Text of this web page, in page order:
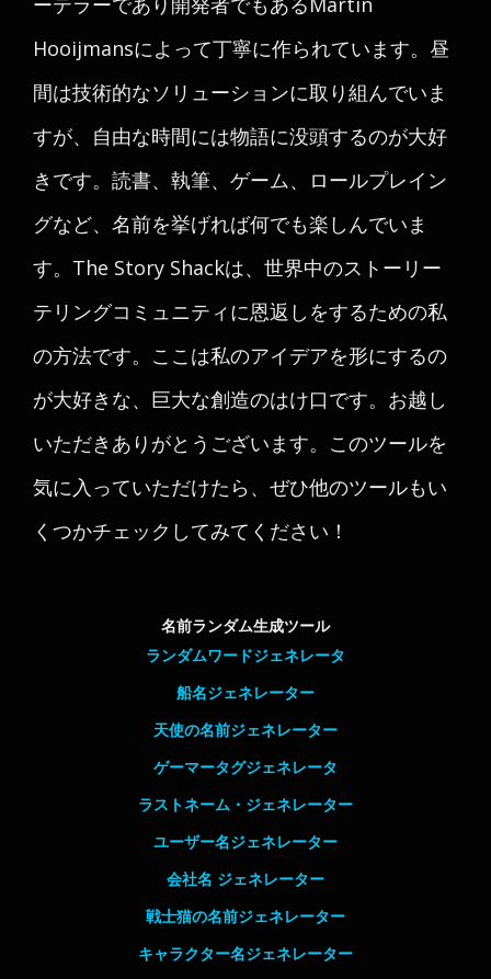
Hooijmansによって丁寧に作られています。昼
間は技術的なソリューションに取り組んでいま
すが、自由な時間には物語に没頭するのが大好
きです。読書、執筆、ゲーム、ロールプレイン
グなど、名前を挙げれば何でも楽しんでいま
す。The Story Shackは、世界中のストーリー
テリングコミュニティに恩返しをするための私
の方法です。ここは私のアイデアを形にするの
が大好きな、巨大な創造のはけ口です。お越し
いただきありがとうございます。このツールを
気に入っていただけたら、ぜひ他のツールもい
くつかチェックしてみてください！
名前ランダム生成ツール
ランダムワードジェネレータ
船名ジェネレーター
天使の名前ジェネレーター
ゲーマータグジェネレータ
ラストネーム・ジェネレーター
ユーザー名ジェネレーター
会社名 ジェネレーター
戦士猫の名前ジェネレーター
キャラクター名ジェネレーター